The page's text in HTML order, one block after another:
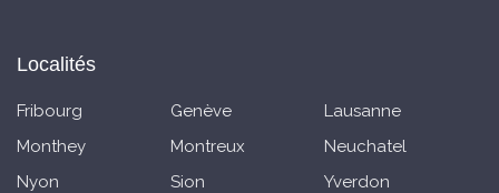
Localités
Fribourg Genève
Lausanne
Monthey
Montreux
Neuchatel
Nyon
Sion Yverdon